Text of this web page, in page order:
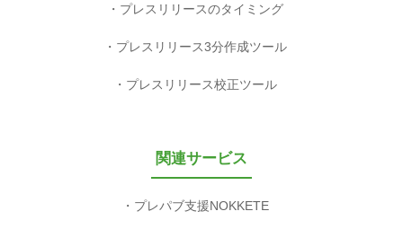
プレスリリースのタイミング
プレスリリース3分作成ツール
プレスリリース校正ツール
関連サービス
プレパブ支援NOKKETE